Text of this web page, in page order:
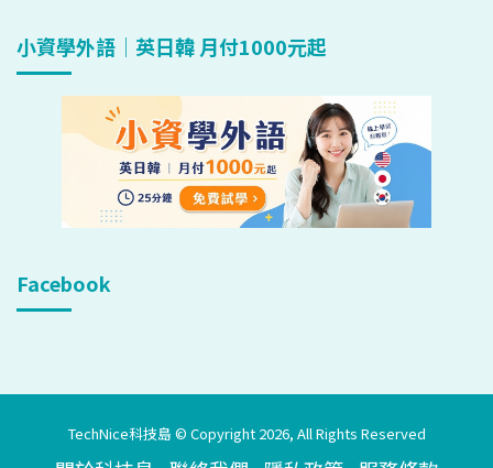
小資學外語｜英日韓 月付1000元起
Facebook
TechNice科技島 © Copyright 2026, All Rights Reserved